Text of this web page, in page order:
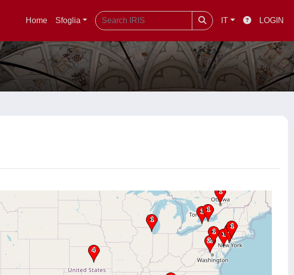
Home Sfoglia IT LOGIN